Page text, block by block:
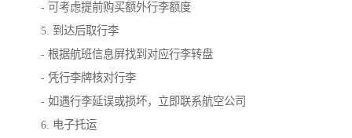
- 可考虑提前购买额外行李额度
5. 到达后取行李
- 根据航班信息屏找到对应行李转盘
- 凭行李牌核对行李
- 如遇行李延误或损坏，立即联系航空公司
6. 电子托运